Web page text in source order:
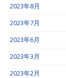
2023年8月
2023年7月
2023年6月
2023年3月
2023年2月